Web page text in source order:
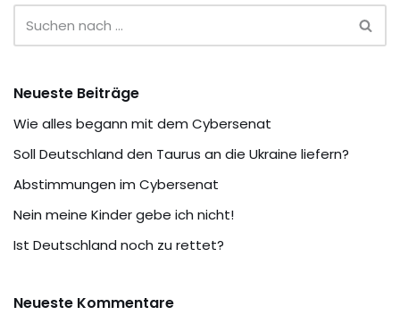
Neueste Beiträge
Wie alles begann mit dem Cybersenat
Soll Deutschland den Taurus an die Ukraine liefern?
Abstimmungen im Cybersenat
Nein meine Kinder gebe ich nicht!
Ist Deutschland noch zu rettet?
Neueste Kommentare